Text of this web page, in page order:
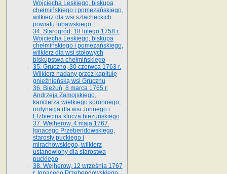
Wojciecha Leskiego, biskupa
chełmińskiego i pomezańskiego,
wilkierz dla wsi szlacheckich
powiatu lubawskiego
34. Starogród, 18 lutego 1758 r.
Wojciecha Leskiego, biskupa
chełmińskiego i pomezańskiego,
wilkierz dla wsi stołowych
biskupstwa chełmińskiego
35. Gruczno, 30 czerwca 1763 r.
Wilkierz nadany przez kapitułę
gnieźnieńską wsi Grucznu
36. Bieżuń, 8 marca 1765 r.
Andrzeja Zamojskiego,
kanclerza wielkiego koronnego,
ordynacja dla wsi Jonnego i
Elżbiecina klucza bieżuńskiego
37. Wejherow, 4 maja 1767.
Ignacego Przebendowskiego,
starosty puckiego i
mirachowskiego, wilkierz
ustanowiony dla starostwa
puckiego
38. Wejherow, 12 września 1767